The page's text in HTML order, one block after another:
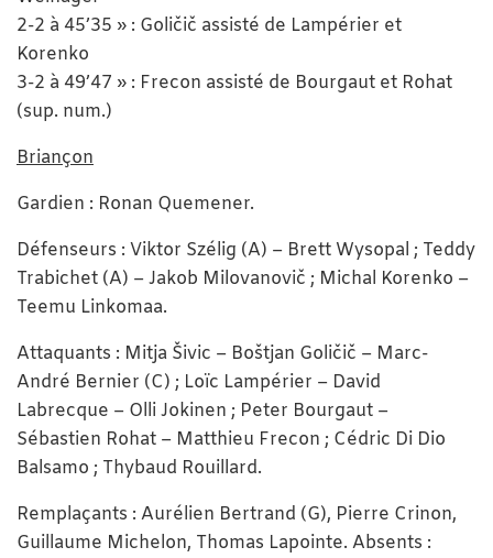
2-2 à 45’35 » : Goličič assisté de Lampérier et
Korenko
3-2 à 49’47 » : Frecon assisté de Bourgaut et Rohat
(sup. num.)
Briançon
Gardien : Ronan Quemener.
Défenseurs : Viktor Szélig (A) – Brett Wysopal ; Teddy
Trabichet (A) – Jakob Milovanovič ; Michal Korenko –
Teemu Linkomaa.
Attaquants : Mitja Šivic – Boštjan Goličič – Marc-
André Bernier (C) ; Loïc Lampérier – David
Labrecque – Olli Jokinen ; Peter Bourgaut –
Sébastien Rohat – Matthieu Frecon ; Cédric Di Dio
Balsamo ; Thybaud Rouillard.
Remplaçants : Aurélien Bertrand (G), Pierre Crinon,
Guillaume Michelon, Thomas Lapointe. Absents :